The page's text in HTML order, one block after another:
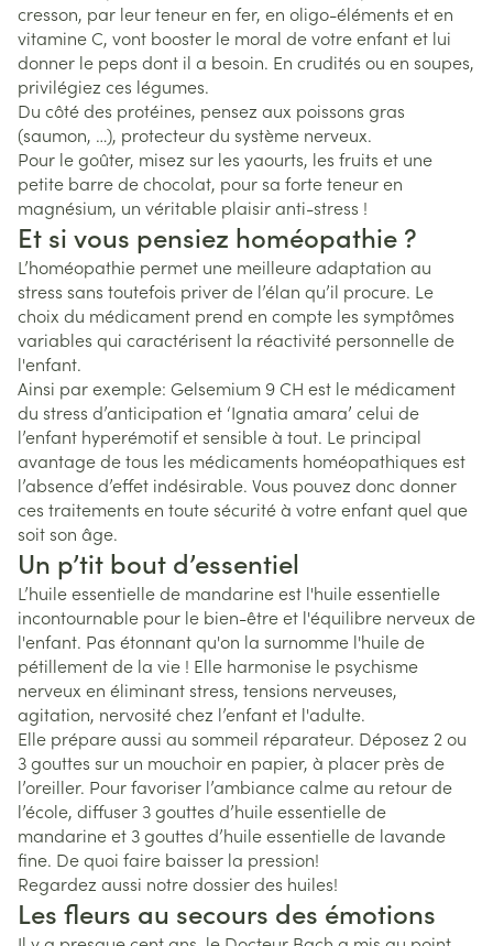
cresson, par leur teneur en fer, en oligo-éléments et en
vitamine C, vont booster le moral de votre enfant et lui
donner le peps dont il a besoin. En crudités ou en soupes,
privilégiez ces légumes.
Du côté des protéines, pensez aux poissons gras
(saumon, …), protecteur du système nerveux.
Pour le goûter, misez sur les yaourts, les fruits et une
petite barre de chocolat, pour sa forte teneur en
magnésium, un véritable plaisir anti-stress !
Et si vous pensiez homéopathie ?
L’homéopathie permet une meilleure adaptation au
stress sans toutefois priver de l’élan qu’il procure. Le
choix du médicament prend en compte les symptômes
variables qui caractérisent la réactivité personnelle de
l'enfant.
Ainsi par exemple: Gelsemium 9 CH est le médicament
du stress d’anticipation et ‘Ignatia amara’ celui de
l’enfant hyperémotif et sensible à tout. Le principal
avantage de tous les médicaments homéopathiques est
l’absence d’effet indésirable. Vous pouvez donc donner
ces traitements en toute sécurité à votre enfant quel que
soit son âge.
Un p’tit bout d’essentiel
L’huile essentielle de mandarine est l'huile essentielle
incontournable pour le bien-être et l'équilibre nerveux de
l'enfant. Pas étonnant qu'on la surnomme l'huile de
pétillement de la vie ! Elle harmonise le psychisme
nerveux en éliminant stress, tensions nerveuses,
agitation, nervosité chez l’enfant et l'adulte.
Elle prépare aussi au sommeil réparateur. Déposez 2 ou
3 gouttes sur un mouchoir en papier, à placer près de
l’oreiller. Pour favoriser l’ambiance calme au retour de
l’école, diffuser 3 gouttes d’huile essentielle de
mandarine et 3 gouttes d’huile essentielle de lavande
fine. De quoi faire baisser la pression!
Regardez aussi notre dossier des huiles!
Les fleurs au secours des émotions